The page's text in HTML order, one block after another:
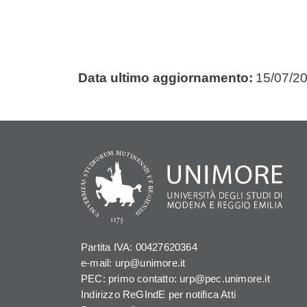
Data ultimo aggiornamento: 15/07/
Partita IVA: 00427620364
e-mail: urp@unimore.it
PEC: primo contatto: urp@pec.unimore.it
Indirizzo ReGIndE per notifica Atti